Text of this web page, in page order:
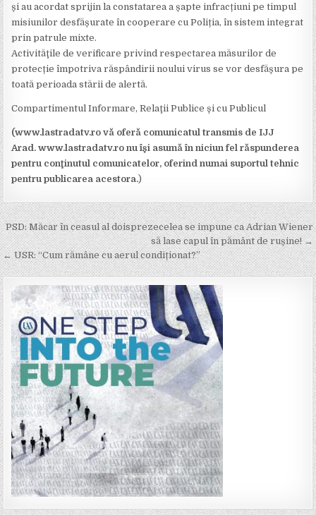
și au acordat sprijin la constatarea a șapte infracțiuni pe timpul
misiunilor desfășurate în cooperare cu Poliția, în sistem integrat
prin patrule mixte.
Activităţile de verificare privind respectarea măsurilor de
protecție împotriva răspândirii noului virus se vor desfășura pe
toată perioada stării de alertă.
Compartimentul Informare, Relaţii Publice şi cu Publicul
(www.lastradatv.ro vă oferă comunicatul transmis de IJJ
Arad. www.lastradatv.ro nu îşi asumă în niciun fel răspunderea
pentru conţinutul comunicatelor, oferind numai suportul tehnic
pentru publicarea acestora.)
Post
navigation
PSD: Măcar în ceasul al doisprezecelea se impune ca Adrian Wiener
să lase capul în pământ de rușine! →
← USR: “Cum rămâne cu aerul condiționat?”